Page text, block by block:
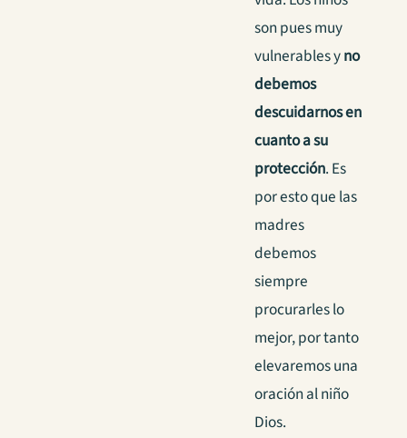
son pues muy
vulnerables yno
debemos
descuidarnos en
cuanto a su
protección. Es
por esto que las
madres
debemos
siempre
procurarles lo
mejor, por tanto
elevaremos una
oración al niño
Dios.